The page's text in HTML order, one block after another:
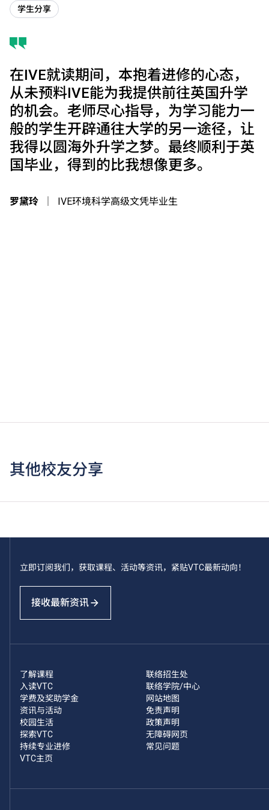
学生分享
在IVE就读期间，本抱着进修的心态，
从未预料IVE能为我提供前往英国升学
的机会。老师尽心指导，为学习能力一
般的学生开辟通往大学的另一途径，让
我得以圆海外升学之梦。最终顺利于英
国毕业，得到的比我想像更多。
罗黛玲 IVE环境科学高级文凭毕业生
其他校友分享
立即订阅我们，获取课程、活动等资讯，紧贴VTC最新动向！
接收最新资讯
了解课程
入读VTC
学费及奖助学金
资讯与活动
校园生活
探索VTC
持续专业进修
VTC主页
联络招生处
联络学院/中心
网站地图
免责声明
政策声明
无障碍网页
常见问题